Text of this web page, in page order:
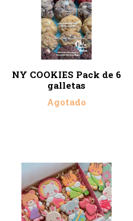
NY COOKIES Pack de 6
galletas
Agotado